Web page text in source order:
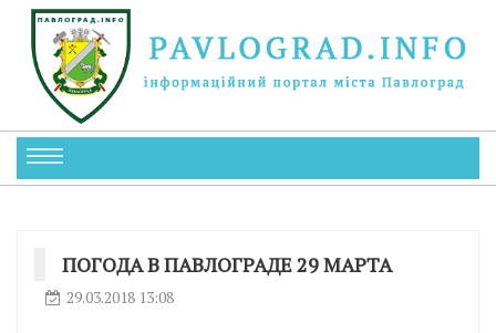
ПОГОДА В ПАВЛОГРАДЕ 29 МАРТА
29.03.2018 13:08